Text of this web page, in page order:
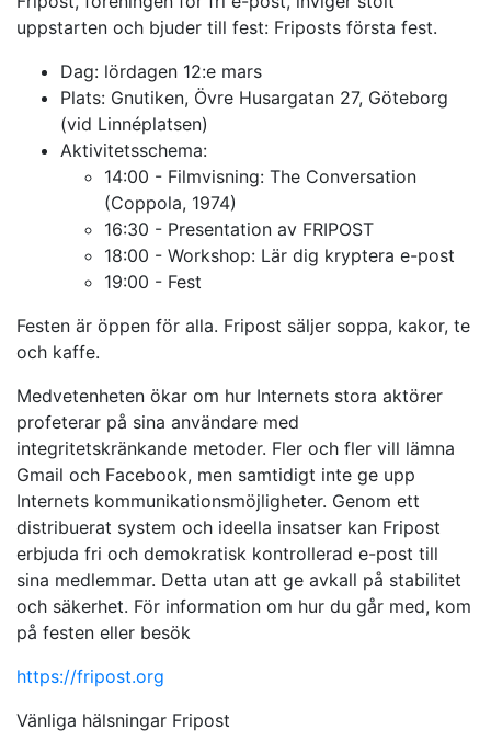
uppstarten och bjuder till fest: Friposts första fest.
Dag: lördagen 12:e mars
Plats: Gnutiken, Övre Husargatan 27, Göteborg
(vid Linnéplatsen)
Aktivitetsschema:
14:00 - Filmvisning: The Conversation
(Coppola, 1974)
16:30 - Presentation av FRIPOST
18:00 - Workshop: Lär dig kryptera e-post
19:00 - Fest
Festen är öppen för alla. Fripost säljer soppa, kakor, te
och kaffe.
Medvetenheten ökar om hur Internets stora aktörer
profeterar på sina användare med
integritetskränkande metoder. Fler och fler vill lämna
Gmail och Facebook, men samtidigt inte ge upp
Internets kommunikationsmöjligheter. Genom ett
distribuerat system och ideella insatser kan Fripost
erbjuda fri och demokratisk kontrollerad e-post till
sina medlemmar. Detta utan att ge avkall på stabilitet
och säkerhet. För information om hur du går med, kom
på festen eller besök
https://fripost.org
Vänliga hälsningar Fripost